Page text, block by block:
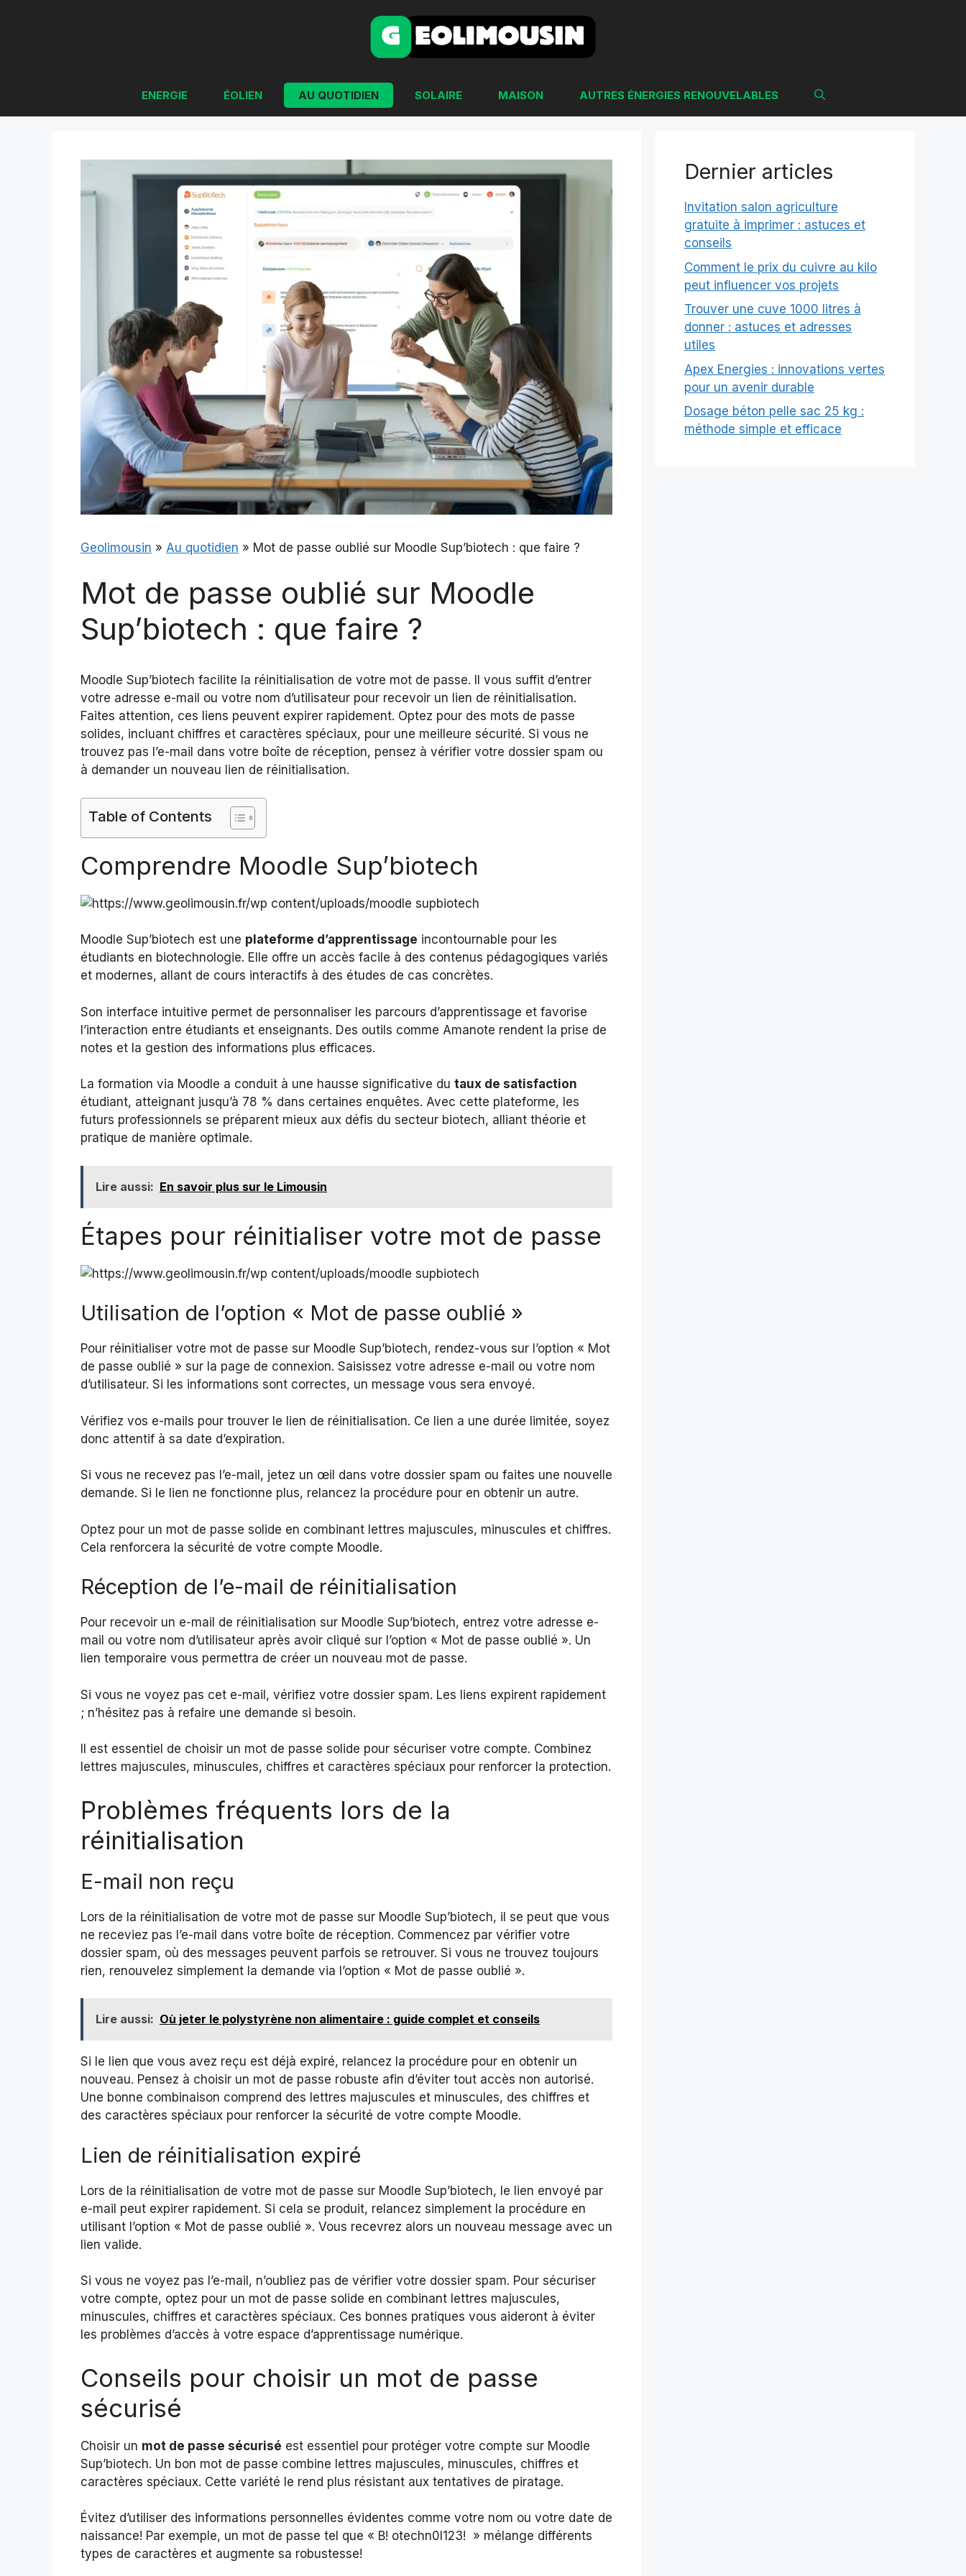
ENERGIE ÉOLIEN AU QUOTIDIEN SOLAIRE MAISON AUTRES ÉNERGIES RENOUVELABLES
Geolimousin » Au quotidien » Mot de passe oublié sur Moodle Sup’biotech : que faire ?
Mot de passe oublié sur Moodle
Sup’biotech : que faire ?
Moodle Sup’biotech facilite la réinitialisation de votre mot de passe. Il vous suffit d’entrer
votre adresse e-mail ou votre nom d’utilisateur pour recevoir un lien de réinitialisation.
Faites attention, ces liens peuvent expirer rapidement. Optez pour des mots de passe
solides, incluant chiffres et caractères spéciaux, pour une meilleure sécurité. Si vous ne
trouvez pas l’e-mail dans votre boîte de réception, pensez à vérifier votre dossier spam ou
à demander un nouveau lien de réinitialisation.
Table of Contents
Comprendre Moodle Sup’biotech
Moodle Sup’biotech est une plateforme d’apprentissage incontournable pour les
étudiants en biotechnologie. Elle offre un accès facile à des contenus pédagogiques variés
et modernes, allant de cours interactifs à des études de cas concrètes.
Son interface intuitive permet de personnaliser les parcours d’apprentissage et favorise
l’interaction entre étudiants et enseignants. Des outils comme Amanote rendent la prise de
notes et la gestion des informations plus efficaces.
La formation via Moodle a conduit à une hausse significative du taux de satisfaction
étudiant, atteignant jusqu’à 78 % dans certaines enquêtes. Avec cette plateforme, les
futurs professionnels se préparent mieux aux défis du secteur biotech, alliant théorie et
pratique de manière optimale.
Lire aussi: En savoir plus sur le Limousin
Étapes pour réinitialiser votre mot de passe
Utilisation de l’option « Mot de passe oublié »
Pour réinitialiser votre mot de passe sur Moodle Sup’biotech, rendez-vous sur l’option « Mot
de passe oublié » sur la page de connexion. Saisissez votre adresse e-mail ou votre nom
d’utilisateur. Si les informations sont correctes, un message vous sera envoyé.
Vérifiez vos e-mails pour trouver le lien de réinitialisation. Ce lien a une durée limitée, soyez
donc attentif à sa date d’expiration.
Si vous ne recevez pas l’e-mail, jetez un œil dans votre dossier spam ou faites une nouvelle
demande. Si le lien ne fonctionne plus, relancez la procédure pour en obtenir un autre.
Optez pour un mot de passe solide en combinant lettres majuscules, minuscules et chiffres.
Cela renforcera la sécurité de votre compte Moodle.
Réception de l’e-mail de réinitialisation
Pour recevoir un e-mail de réinitialisation sur Moodle Sup’biotech, entrez votre adresse e-
mail ou votre nom d’utilisateur après avoir cliqué sur l’option « Mot de passe oublié ». Un
lien temporaire vous permettra de créer un nouveau mot de passe.
Si vous ne voyez pas cet e-mail, vérifiez votre dossier spam. Les liens expirent rapidement
; n’hésitez pas à refaire une demande si besoin.
Il est essentiel de choisir un mot de passe solide pour sécuriser votre compte. Combinez
lettres majuscules, minuscules, chiffres et caractères spéciaux pour renforcer la protection.
Problèmes fréquents lors de la
réinitialisation
E-mail non reçu
Lors de la réinitialisation de votre mot de passe sur Moodle Sup’biotech, il se peut que vous
ne receviez pas l’e-mail dans votre boîte de réception. Commencez par vérifier votre
dossier spam, où des messages peuvent parfois se retrouver. Si vous ne trouvez toujours
rien, renouvelez simplement la demande via l’option « Mot de passe oublié ».
Lire aussi: Où jeter le polystyrène non alimentaire : guide complet et conseils
Si le lien que vous avez reçu est déjà expiré, relancez la procédure pour en obtenir un
nouveau. Pensez à choisir un mot de passe robuste afin d’éviter tout accès non autorisé.
Une bonne combinaison comprend des lettres majuscules et minuscules, des chiffres et
des caractères spéciaux pour renforcer la sécurité de votre compte Moodle.
Lien de réinitialisation expiré
Lors de la réinitialisation de votre mot de passe sur Moodle Sup’biotech, le lien envoyé par
e-mail peut expirer rapidement. Si cela se produit, relancez simplement la procédure en
utilisant l’option « Mot de passe oublié ». Vous recevrez alors un nouveau message avec un
lien valide.
Si vous ne voyez pas l’e-mail, n’oubliez pas de vérifier votre dossier spam. Pour sécuriser
votre compte, optez pour un mot de passe solide en combinant lettres majuscules,
minuscules, chiffres et caractères spéciaux. Ces bonnes pratiques vous aideront à éviter
les problèmes d’accès à votre espace d’apprentissage numérique.
Conseils pour choisir un mot de passe
sécurisé
Choisir un mot de passe sécurisé est essentiel pour protéger votre compte sur Moodle
Sup’biotech. Un bon mot de passe combine lettres majuscules, minuscules, chiffres et
caractères spéciaux. Cette variété le rend plus résistant aux tentatives de piratage.
Évitez d’utiliser des informations personnelles évidentes comme votre nom ou votre date de
naissance! Par exemple, un mot de passe tel que « B! otechn0l123! » mélange différents
types de caractères et augmente sa robustesse!
Dernier articles
Invitation salon agriculture
gratuite à imprimer : astuces et
conseils
Comment le prix du cuivre au kilo
peut influencer vos projets
Trouver une cuve 1000 litres à
donner : astuces et adresses
utiles
Apex Energies : innovations vertes
pour un avenir durable
Dosage béton pelle sac 25 kg :
méthode simple et efficace